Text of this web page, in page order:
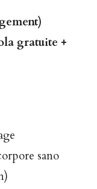
)
gratuite +
sano